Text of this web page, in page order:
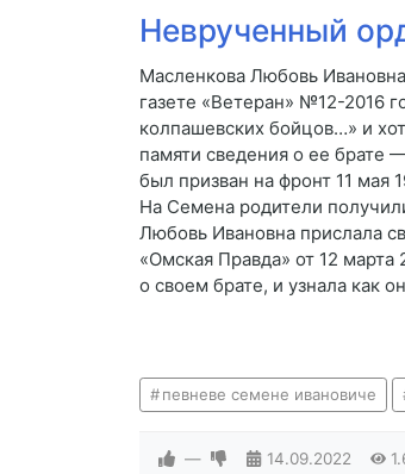
Неврученный
Масленкова Любовь
газете «Ветеран» №12-2016
колпашевских бойцов…» и
памяти сведения о ее брате
был призван на фронт 11 мая
На Семена родители
Любовь Ивановна прислала
«Омская Правда» от 12 марта
о своем брате, и узнала как
певневе семене ивановиче
— 14.09.2022